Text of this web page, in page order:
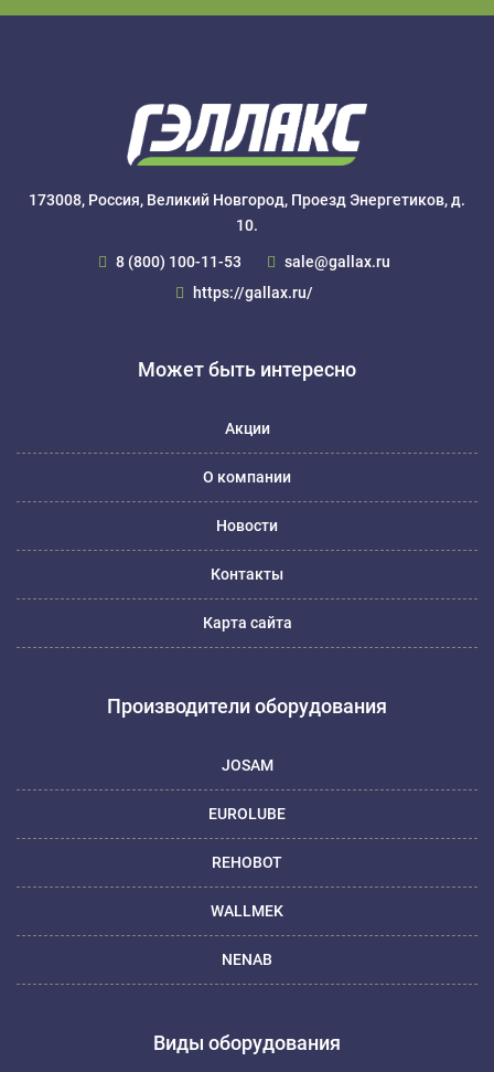
173008, Россия, Великий Новгород, Проезд Энергетиков, д.
10.
8 (800) 100-11-53
sale@gallax.ru
https://gallax.ru/
Может быть интересно
Акции
О компании
Новости
Контакты
Карта сайта
Производители оборудования
JOSAM
EUROLUBE
REHOBOT
WALLMEK
NENAB
Виды оборудования